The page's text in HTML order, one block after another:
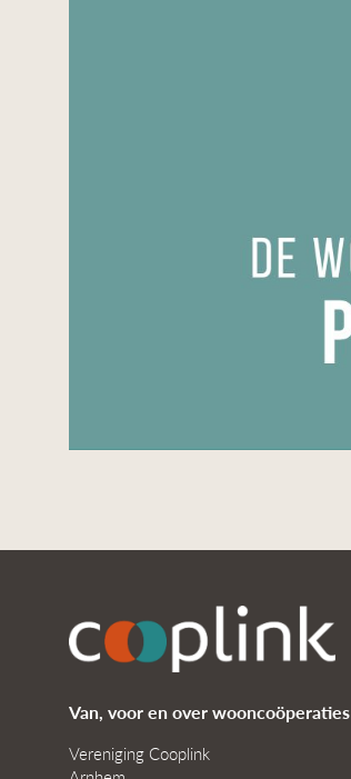
Van, voor en over wooncoöperaties
Vereniging Cooplink